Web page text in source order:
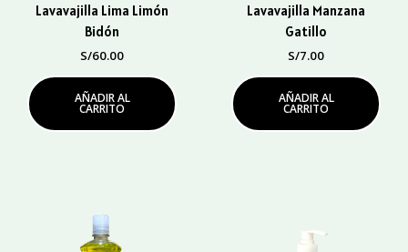
Lavavajilla Lima Limón
Bidón
S/60.00
AÑADIR AL
CARRITO
Lavavajilla Manzana
Gatillo
S/7.00
AÑADIR AL
CARRITO